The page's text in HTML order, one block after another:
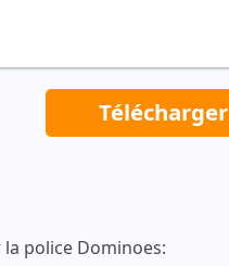
Télécharger
police Dominoes: